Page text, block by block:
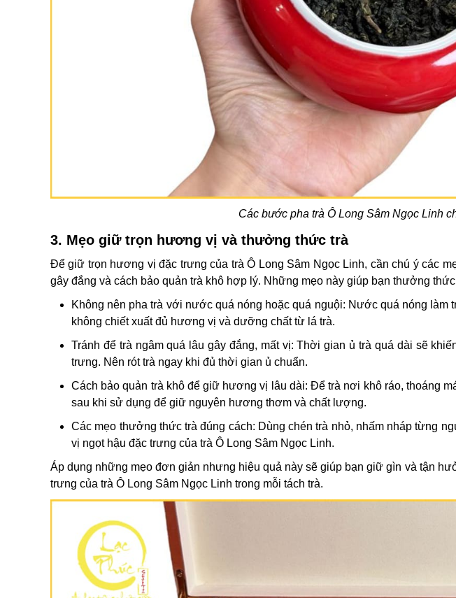
Các bước pha trà Ô Long Sâm Ngọc Linh
3. Mẹo giữ trọn hương vị và thưởng thức trà
Để giữ trọn hương vị đặc trưng của trà Ô Long Sâm Ngọc Linh, cần chú ý các
gây đắng và cách bảo quản trà khô hợp lý. Những mẹo này giúp bạn thưởng
Không nên pha trà với nước quá nóng hoặc quá nguội: Nước quá nóng làm
không chiết xuất đủ hương vị và dưỡng chất từ lá trà.
Tránh để trà ngâm quá lâu gây đắng, mất vị: Thời gian ủ trà quá dài sẽ
trưng. Nên rót trà ngay khi đủ thời gian ủ chuẩn.
Cách bảo quản trà khô để giữ hương vị lâu dài: Để trà nơi khô ráo, thoáng
sau khi sử dụng để giữ nguyên hương thơm và chất lượng.
Các mẹo thưởng thức trà đúng cách: Dùng chén trà nhỏ, nhấm nháp từng
vị ngọt hậu đặc trưng của trà Ô Long Sâm Ngọc Linh.
Áp dụng những mẹo đơn giản nhưng hiệu quả này sẽ giúp bạn giữ gìn và tận
trưng của trà Ô Long Sâm Ngọc Linh trong mỗi tách trà.